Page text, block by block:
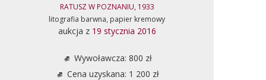
RATUSZ W POZNANIU, 1933
litografia barwna, papier kremowy
aukcja z 19 stycznia 2016
Wywoławcza: 800 zł
Cena uzyskana: 1 200 zł